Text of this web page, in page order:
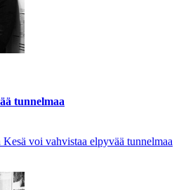
tunnelmaa
voi vahvistaa elpyvää tunnelmaa